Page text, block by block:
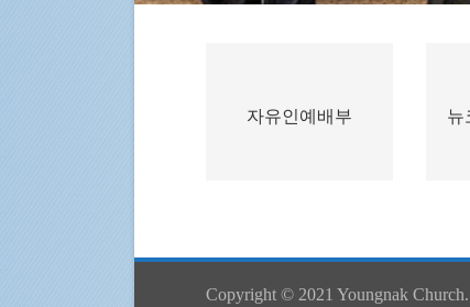
자유인예배부 뉴
Copyright © 2021 Youngnak